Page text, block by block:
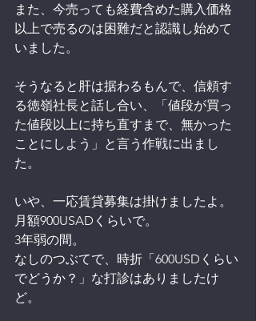
また、今売っても経費含めた購入価格
以上で売るのは困難だと認識し始めて
いました。
そうなると肝は据わるもんで、信頼す
る徳嶺社長と話し合い、「値段が買っ
た値段以上に持ち直すまで、無かった
ことにしよう」と言う作戦に出まし
た。
いや、一応賃貸募集は掛けましたよ。
月額900USADくらいで。
3年弱の間。
なしのつぶてで、時折「600USDくらい
でどうか？」な打診はありましたけ
ど。